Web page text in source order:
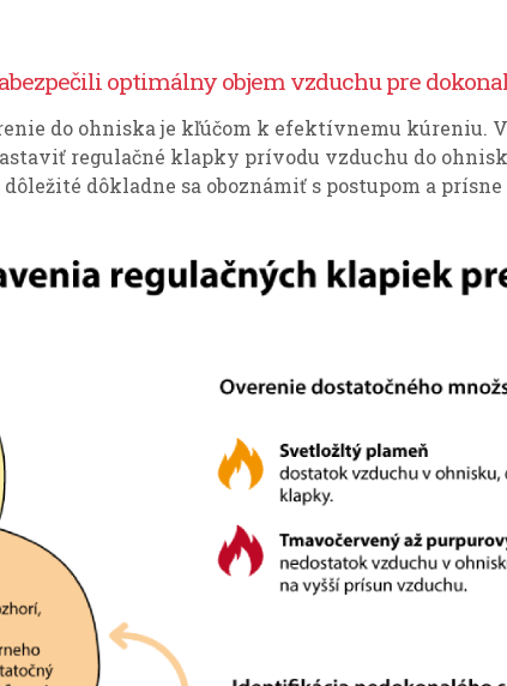
optimálny objem vzduchu pre
do ohniska je kľúčom k efektívnemu kúreniu.
regulačné klapky prívodu vzduchu do
dôkladne sa oboznámiť s postupom a prísne